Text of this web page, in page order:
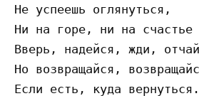
Не успеешь оглянуться,
Ни на горе, ни на счастье
Вверь, надейся, жди,
Но возвращайся,